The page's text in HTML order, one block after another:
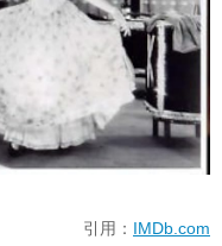
引用： IMDb.com